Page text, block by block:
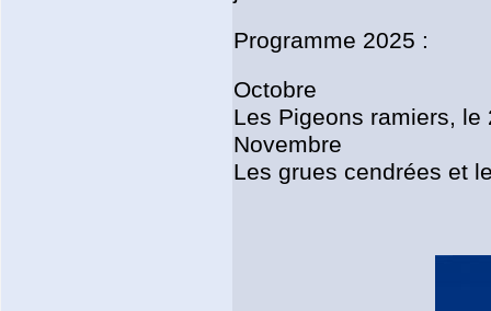
Programme 2025 :
Octobre
Les Pigeons ramiers, le
Novembre
Les grues cendrées et